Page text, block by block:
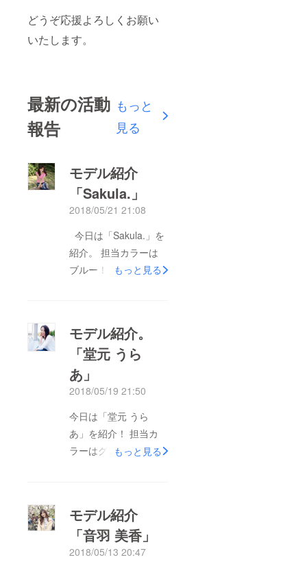
どうぞ応援よろしくお願い
いたします。
最新の活動
報告
もっと
見る
モデル紹介
「Sakula.」
2018/05/21 21:08
今日は「Sakula.」を
紹介。 担当カラーは
ブルー！ 一見猫顔で
面、ミステリアスな雰
囲気もある彼女。 カ
メラを向けると一瞬に
してモデルモードに入
モデルです！
もっと見る
モデル紹介。
「堂元 うら
あ」
2018/05/19 21:50
今日は「堂元 うら
あ」を紹介！ 担当カ
ラーはグリーン。 よ
引っ張るお姉さんキャ
ラとして、このプロ
ジェクトのリーダーを
もっと見る
モデル紹介
「音羽 美香」
2018/05/13 20:47